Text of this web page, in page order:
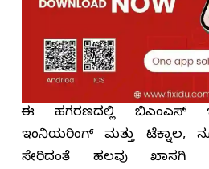
ಈ ಹಗರಣದಲ್ಲಿ ಬಿಎಂಎಸ್
ಇಂಜಿನಿಯರಿಂಗ್ ಮತ್ತು ಟೆಕ್ನಾಲಜಿ,
ಸೇರಿದಂತೆ ಹಲವು ಖಾಸಗಿ